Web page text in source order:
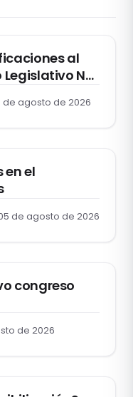
al
Nº
de
de agosto de 2026
en el
de agosto de 2026
congreso
de 2026